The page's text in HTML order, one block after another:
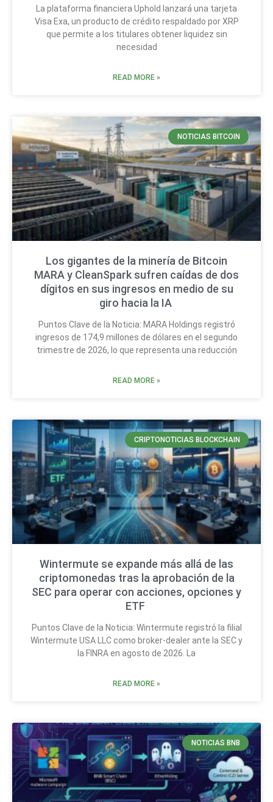
La plataforma financiera Uphold lanzará una tarjeta
Visa Exa, un producto de crédito respaldado por XRP
que permite a los titulares obtener liquidez sin
necesidad
READ MORE »
NOTICIAS BITCOIN
Los gigantes de la minería de Bitcoin
MARA y CleanSpark sufren caídas de dos
dígitos en sus ingresos en medio de su
giro hacia la IA
Puntos Clave de la Noticia: MARA Holdings registró
ingresos de 174,9 millones de dólares en el segundo
trimestre de 2026, lo que representa una reducción
READ MORE »
CRIPTONOTICIAS BLOCKCHAIN
Wintermute se expande más allá de las
criptomonedas tras la aprobación de la
SEC para operar con acciones, opciones y
ETF
Puntos Clave de la Noticia: Wintermute registró la filial
Wintermute USA LLC como broker-dealer ante la SEC y
la FINRA en agosto de 2026. La
READ MORE »
NOTICIAS BNB